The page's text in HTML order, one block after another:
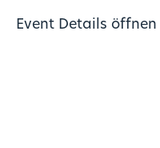
Event Details öffnen